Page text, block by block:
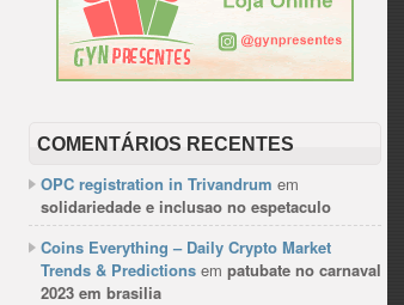
COMENTÁRIOS RECENTES
OPC registration in Trivandrum em
solidariedade e inclusao no espetaculo
Coins Everything – Daily Crypto Market
Trends & Predictions em patubate no carnaval
2023 em brasilia